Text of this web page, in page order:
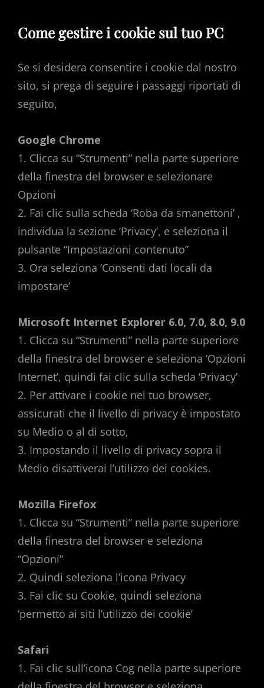
Come gestire i cookie sul tuo PC
Se si desidera consentire i cookie dal nostro
sito, si prega di seguire i passaggi riportati di
seguito,
Google Chrome
1. Clicca su “Strumenti” nella parte superiore
della finestra del browser e selezionare
Opzioni
2. Fai clic sulla scheda ‘Roba da smanettoni’ ,
individua la sezione ‘Privacy’, e seleziona il
pulsante “Impostazioni contenuto”
3. Ora seleziona ‘Consenti dati locali da
impostare’
Microsoft Internet Explorer 6.0, 7.0, 8.0, 9.0
1. Clicca su “Strumenti” nella parte superiore
della finestra del browser e seleziona ‘Opzioni
Internet’, quindi fai clic sulla scheda ‘Privacy’
2. Per attivare i cookie nel tuo browser,
assicurati che il livello di privacy è impostato
su Medio o al di sotto,
3. Impostando il livello di privacy sopra il
Medio disattiverai l’utilizzo dei cookies.
Mozilla Firefox
1. Clicca su “Strumenti” nella parte superiore
della finestra del browser e seleziona
“Opzioni”
2. Quindi seleziona l’icona Privacy
3. Fai clic su Cookie, quindi seleziona
‘permetto ai siti l’utilizzo dei cookie’
Safari
1. Fai clic sull’icona Cog nella parte superiore